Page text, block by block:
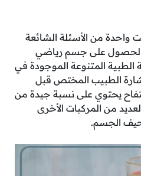
من الأسئلة الشائعة
بالحصول على جسم رياضي
الطبية المتنوعة الموجودة في
الطبيب المختص قبل
يحتوي على نسبة جيدة من
من المركبات الأخرى
الجسم.